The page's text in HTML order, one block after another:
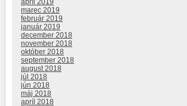
marec 2019
február 2019
január 2019
december 2018
november 2018
október 2018
september 2018
august 2018
júl 2018
jún 2018
máj 2018
apríl 2018